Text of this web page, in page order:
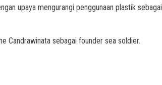
upaya mengurangi penggunaan plastik sebagai
Candrawinata sebagai founder sea soldier.